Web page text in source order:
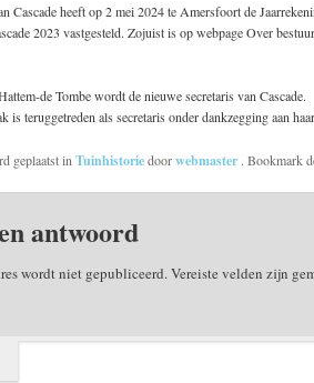
Cascade heeft op 2 mei 2024 te Amersfoort de
2023 vastgesteld. Zojuist is op webpage Over
de Tombe wordt de nieuwe secretaris van Cascade.
is teruggetreden als secretaris onder dankzegging aan
geplaatst in Tuinhistoriedoorwebmaster . Bookmark
antwoord
wordt niet gepubliceerd.Vereiste velden zijn